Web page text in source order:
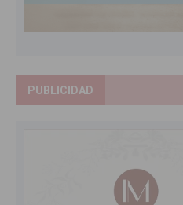
PUBLICIDAD